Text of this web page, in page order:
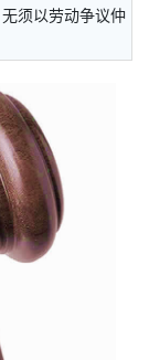
须以劳动争议仲